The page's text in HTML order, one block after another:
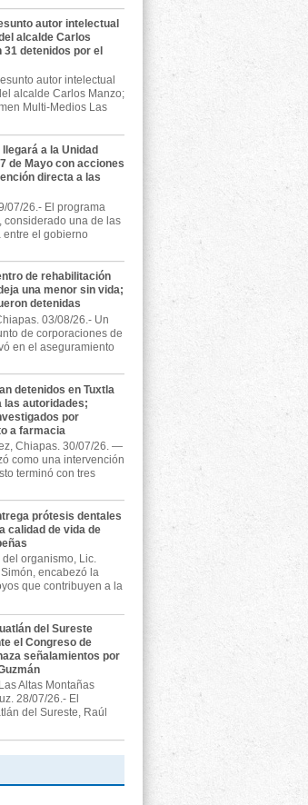
autor intelectual
alcalde Carlos
31 detenidos por el
autor intelectual
alcalde Carlos Manzo;
Multi-Medios Las
a la Unidad
de Mayo con acciones
directa a las
07/26.- El programa
considerado una de las
entre el gobierno
de rehabilitación
una menor sin vida;
detenidas
03/08/26.- Un
de corporaciones de
en el aseguramiento
detenidos en Tuxtla
las autoridades;
por
a farmacia
Chiapas. 30/07/26. —
como una intervención
terminó con tres
prótesis dentales
calidad de vida de
organismo, Lic.
encabezó la
que contribuyen a la
del Sureste
el Congreso de
señalamientos por
Altas Montañas
28/07/26.- El
del Sureste, Raúl